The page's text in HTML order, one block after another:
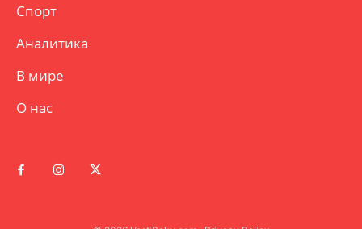
Спорт
Аналитика
В мире
О нас